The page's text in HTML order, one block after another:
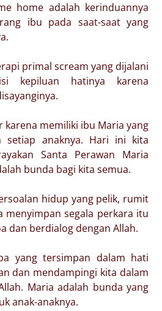
home adalah kerinduannya
ibu pada saat-saat yang
primal scream yang dijalani
kepiluan hatinya karena
karena memiliki ibu Maria yang
setiap anaknya. Hari ini kita
Santa Perawan Maria
bunda bagi kita semua.
hidup yang pelik, rumit
menyimpan segala perkara itu
dan berdialog dengan Allah.
yang tersimpan dalam hati
dan mendampingi kita dalam
Maria adalah bunda yang
anak-anaknya.